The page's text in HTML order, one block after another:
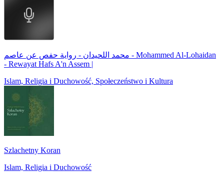
محمد اللحيدان - رواية حفص عن عاصم - Mohammed Al-Lohaidan
- Rewayat Hafs A'n Assem |
Islam, Religia i Duchowość, Społeczeństwo i Kultura
Szlachetny Koran
Islam, Religia i Duchowość